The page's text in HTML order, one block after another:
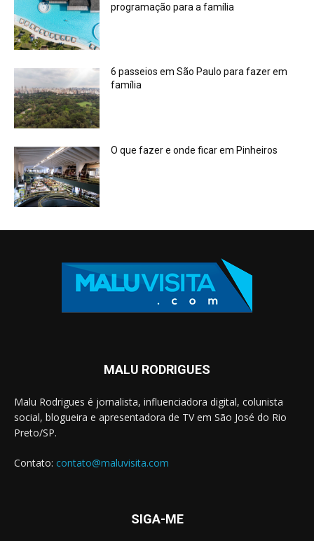
programação para a família
6 passeios em São Paulo para fazer em
família
O que fazer e onde ficar em Pinheiros
MALU RODRIGUES
Malu Rodrigues é jornalista, influenciadora digital, colunista
social, blogueira e apresentadora de TV em São José do Rio
Preto/SP.
Contato: contato@maluvisita.com
SIGA-ME